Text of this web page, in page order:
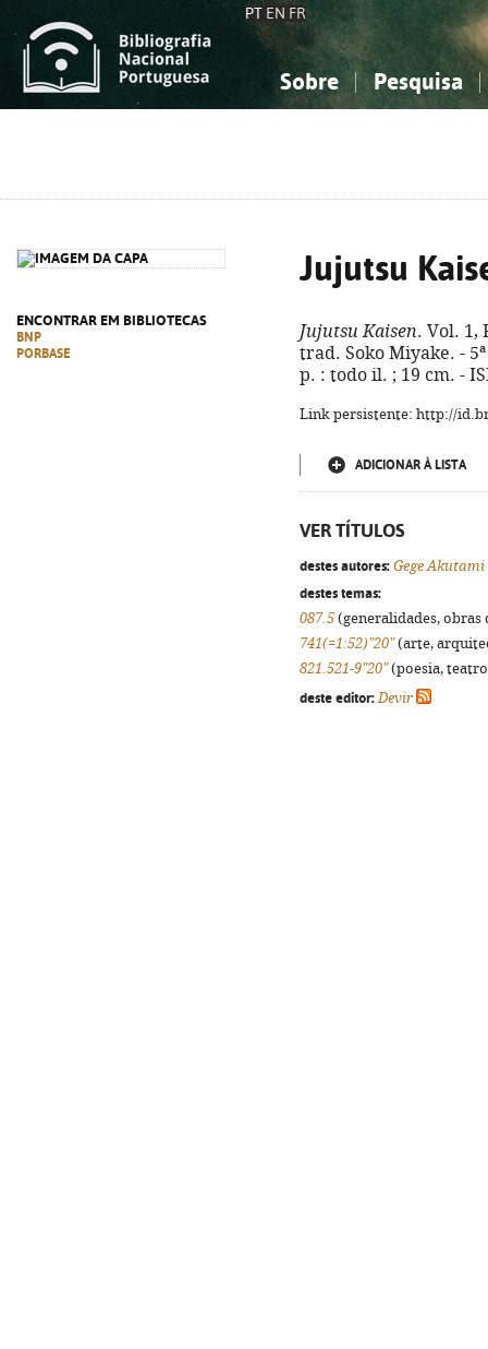
PT EN FR
Sobre Pesquisa
ENCONTRAR EM BIBLIOTECAS
BNP
PORBASE
Jujutsu
Jujutsu Kaisen. Vol. 1,
trad. Soko Miyake. -
p. : todo il. ; 19 cm. -
Link persistente: http://
ADICIONAR À LISTA
VER TÍTULOS
destes autores: Gege Akutami
destes temas:
087.5 (generalidades,
741(=1:52)"20"(arte,
821.521-9"20"(poesia,
deste editor: Devir